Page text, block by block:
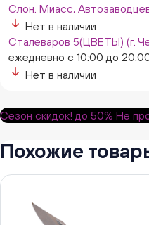
Слон. Миасс,
Нет в наличии
Сталеваров 5(ЦВЕТЫ) (г.
ежедневно с 10:00 до
Нет в наличии
Сезон скидок! до 50% Не
Похожие